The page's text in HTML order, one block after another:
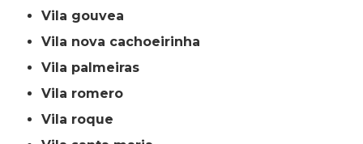
vila gouvea
vila nova cachoeirinha
vila palmeiras
vila romero
vila roque